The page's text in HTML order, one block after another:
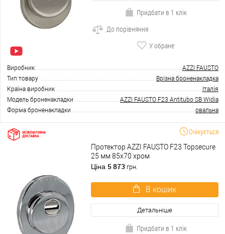
Придбати в 1 клік
До порівняння
У обране
Виробник
AZZI FAUSTO
Тип товару
Врізна броненакладка
Країна виробник
Італія
Модель броненакладки
AZZI FAUSTO F23 Antitubo SB Widia
Форма броненакладки
овальна
Очікується
Протектор AZZI FAUSTO F23 Topsecure
25 мм 85х70 хром
Ціна 5 873 грн.
В кошик
Детальніше
Придбати в 1 клік